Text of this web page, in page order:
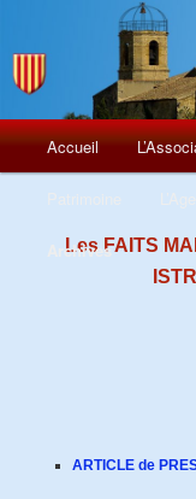
Menu
principal
Aller
contenu
Accueil
Archives
Les FAITS
ARTICLE de